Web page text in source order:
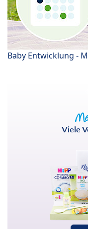
Baby Entwicklung -
Viele